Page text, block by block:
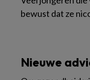
bewust dat ze
Nieuwe